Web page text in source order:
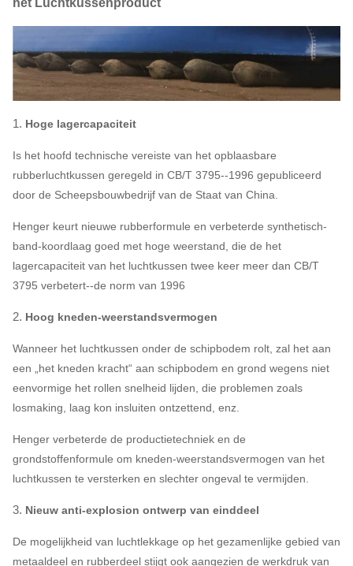
1. Hoge lagercapaciteit
Is het hoofd technische vereiste van het opblaasbare
rubberluchtkussen geregeld in CB/T 3795--1996 gepubliceerd
door de Scheepsbouwbedrijf van de Staat van China.
Henger keurt nieuwe rubberformule en verbeterde synthetisch-
band-koordlaag goed met hoge weerstand, die de het
lagercapaciteit van het luchtkussen twee keer meer dan CB/T
3795 verbetert--de norm van 1996
2. Hoog kneden-weerstandsvermogen
Wanneer het luchtkussen onder de schipbodem rolt, zal het aan
een „het kneden kracht“ aan schipbodem en grond wegens niet
eenvormige het rollen snelheid lijden, die problemen zoals
losmaking, laag kon insluiten ontzettend, enz.
Henger verbeterde de productietechniek en de
grondstoffenformule om kneden-weerstandsvermogen van het
luchtkussen te versterken en slechter ongeval te vermijden.
3. Nieuw anti-explosion ontwerp van einddeel
De mogelijkheid van luchtlekkage op het gezamenlijke gebied van
metaaldeel en rubberdeel stijgt ook aangezien de werkdruk van